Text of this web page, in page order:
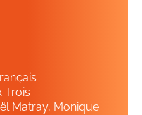
Trois
Matray, Monique